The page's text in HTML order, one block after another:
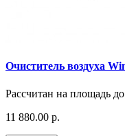
Очиститель воздуха
Рассчитан на площадь
11 880.00 р.